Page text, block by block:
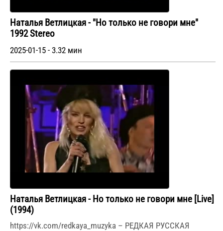
Наталья Ветлицкая - "Но только не говори мне"
1992 Stereo
2025-01-15 - 3.32 мин
Наталья Ветлицкая - Но только не говори мне [Live]
(1994)
https://vk.com/redkaya_muzyka – РЕДКАЯ РУССКАЯ